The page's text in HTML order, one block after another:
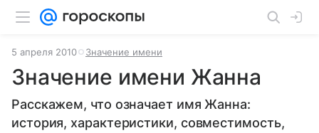
5 апреля 2010 Значение имени
Значение имени Жанна
Расскажем, что означает имя Жанна:
история, характеристики, совместимость,